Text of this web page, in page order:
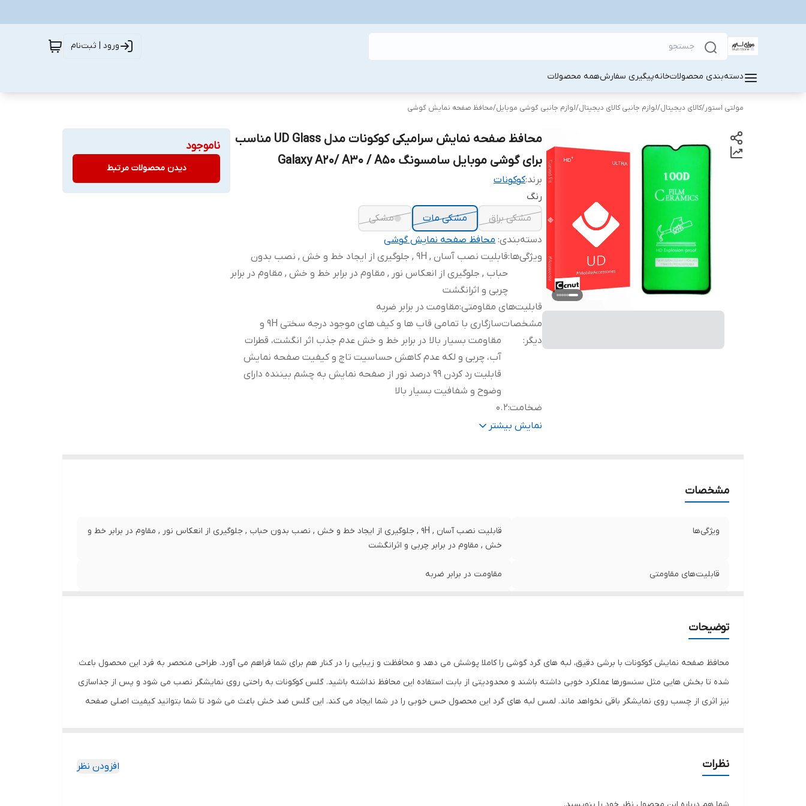
ورود | ثبت‌نام
دسته‌بندی محصولاتخانهپیگیری سفارشهمه محصولات
مولتی استور/کالای دیجیتال/لوازم جانبی کالای دیجیتال/لوازم جانبی گوشی موبایل/محافظ صفحه نمایش گوشی
محافظ صفحه نمایش سرامیکی کوکونات مدل UD Glass مناسب
برای گوشی موبایل سامسونگ Galaxy A20/ A30 / A50
برند:کوکونات
رنگ
مشکی براق
مشکی مات
مشکی
دسته‌بندی: محافظ صفحه نمایش گوشی
ویژگی‌ها:
قابلیت نصب آسان , 9H , جلوگیری از ایجاد خط و خش , نصب بدون
حباب , جلوگیری از انعکاس نور , مقاوم در برابر خط و خش , مقاوم در برابر
چربی و اثرانگشت
قابلیت‌های مقاومتی:مقاومت در برابر ضربه
مشخصات
دیگر :
سازگاری با تمامی قاب ها و کیف های موجود درجه سختی 9H و
مقاومت بسیار بالا در برابر خط و خش عدم جذب اثر انگشت، قطرات
آب، چربی و لکه عدم کاهش حساسیت تاچ و کیفیت صفحه نمایش
قابلیت رد کردن 99 درصد نور از صفحه نمایش به چشم بیننده دارای
وضوح و شفافیت بسیار بالا
ضخامت:
0.2
دارای محافظ برای قسمت
نمایش بیشتر
ناموجود
دیدن محصولات مرتبط
مشخصات
ویژگی‌ها
قابلیت نصب آسان , 9H , جلوگیری از ایجاد خط و خش , نصب بدون حباب , جلوگیری از انعکاس نور , مقاوم در برابر خط و
خش , مقاوم در برابر چربی و اثرانگشت
قابلیت‌های مقاومتی مقاومت در برابر ضربه
ضخامت 0.2
دارای محافظ برای قسمت جلو (صفحه نمایش)
توضیحات
محافظ صفحه نمایش کوکونات با برشی دقیق، لبه های گرد گوشی را کاملا پوشش می دهد و محافظت و زیبایی را در کنار هم برای شما فراهم می آورد. طراحی منحصر به فرد این محصول باعث
شده تا بخش هایی مثل سنسورها عملکرد خوبی داشته باشند و محدودیتی از بابت استفاده این محافظ نداشته باشید. گلس کوکونات به راحتی روی نمایشگر نصب می شود و پس از جداسازی
نیز اثری از چسب روی نمایشگر باقی نخواهد ماند. لمس لبه های گرد این محصول حس خوبی را در شما ایجاد می کند. این گلس ضد خش باعث می شود تا شما بتوانید کیفیت اصلی صفحه
نظرات افزودن نظر